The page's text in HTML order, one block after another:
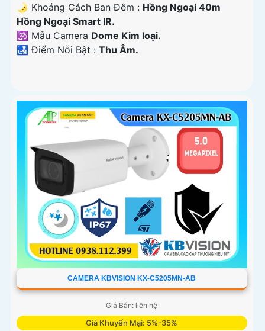
🌛 Khoảng Cách Ban Đêm : Hồng Ngoại 40m
Hồng Ngoại Smart IR.
🕉️ Mẫu Camera Dome Kim loại.
️🛃 Điểm Nỗi Bật : Thu Âm.
CAMERA KBVISION KX-C5205MN-AB
Giá Bán: liên hệ
Giá Khuyến Mại: 5%-35%